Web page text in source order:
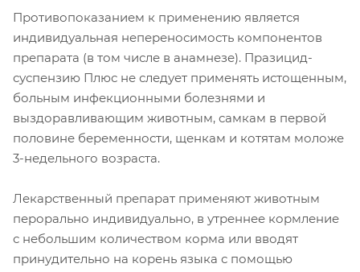
Противопоказанием к применению является
индивидуальная непереносимость компонентов
препарата (в том числе в анамнезе). Празицид-
суспензию Плюс не следует применять истощенным,
больным инфекционными болезнями и
выздоравливающим животным, самкам в первой
половине беременности, щенкам и котятам моложе
3-недельного возраста.
Лекарственный препарат применяют животным
перорально индивидуально, в утреннее кормление
с небольшим количеством корма или вводят
принудительно на корень языка с помощью